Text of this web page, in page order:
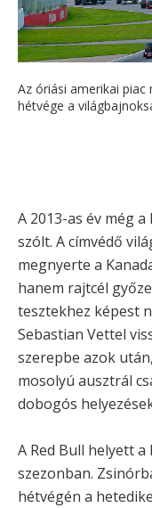
Az óriási amerikai
hétvége a
A 2013-as év még
szólt. A címvédő
megnyerte a
hanem rajtcél
tesztekhez képest
Sebastian Vettel
szerepbe azok
mosolyú ausztrál
dobogós
A Red Bull helyett
szezonban.
hétvégén a